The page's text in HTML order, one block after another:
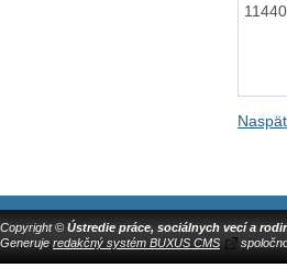
Copyright © Ústredie práce, sociálnych vecí a
Generuje redakčný systém BUXUS CMS